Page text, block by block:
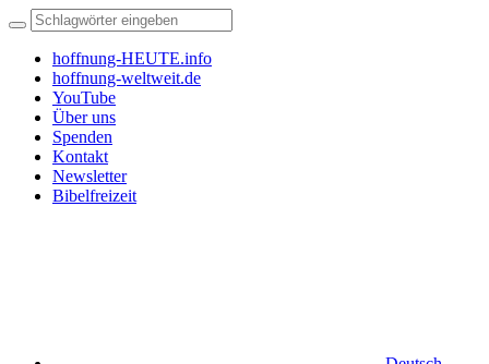
hoffnung-HEUTE.info
hoffnung-weltweit.de
YouTube
Über uns
Spenden
Kontakt
Newsletter
Bibelfreizeit